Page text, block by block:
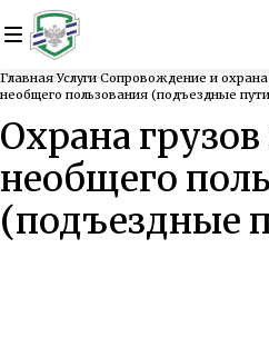
Главная Услуги Сопровождение и охрана
необщего пользования (подъездные
Охрана
необщего
(подъездные